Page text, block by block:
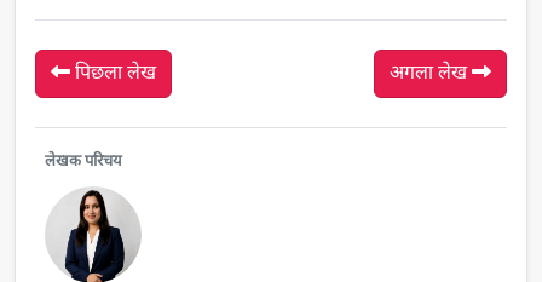
पिछला लेख अगला लेख
लेखक परिचय